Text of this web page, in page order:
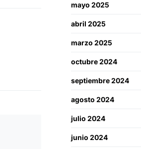
mayo 2025
abril 2025
marzo 2025
octubre 2024
septiembre 2024
agosto 2024
julio 2024
junio 2024